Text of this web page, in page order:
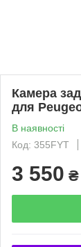
Камера
для
В наявності
Код: 355FYT
3 550 ₴